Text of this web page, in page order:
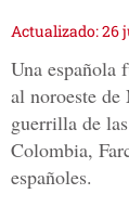
Actualizado: 26
Una española
al noroeste
guerrilla de
Colombia,
españoles.